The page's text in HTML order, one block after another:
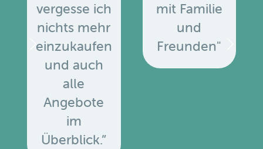
vergesse ich
nichts mehr
einzukaufen
und auch
alle
Angebote
im
Überblick.”
mit Familie
und
Freunden"